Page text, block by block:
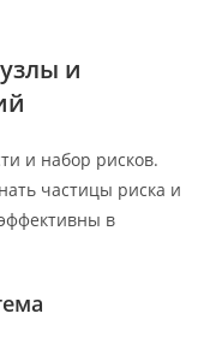
и
и набор рисков.
частицы риска и
в